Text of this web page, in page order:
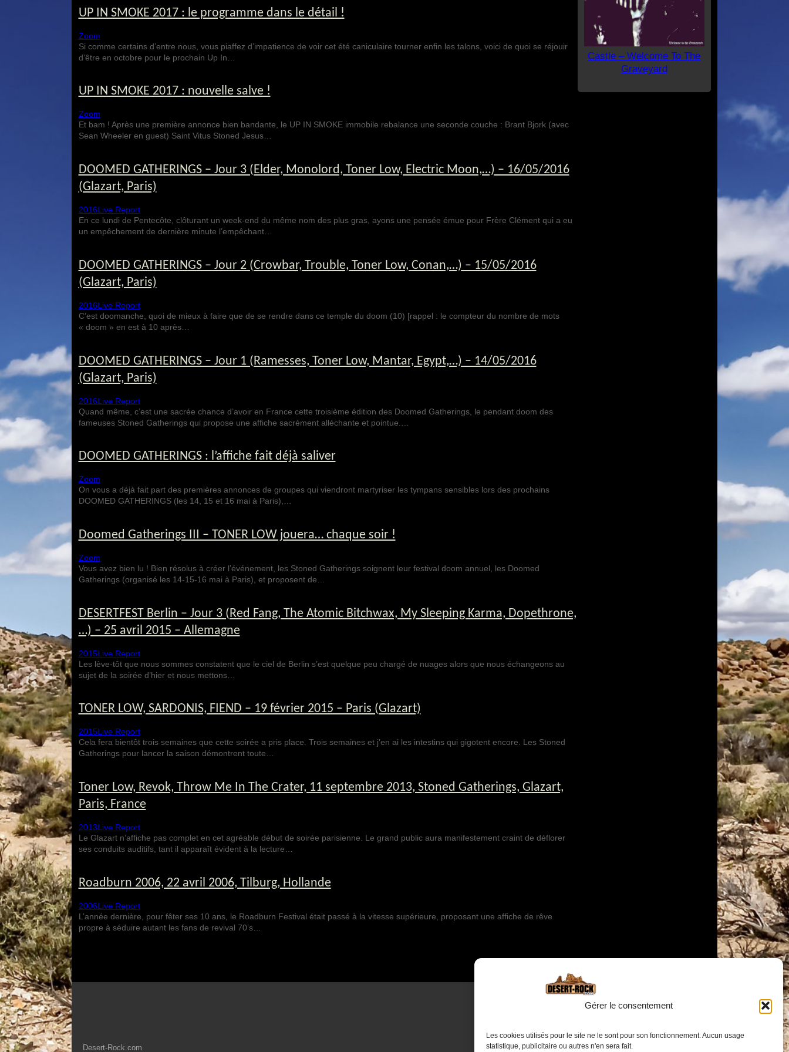
Gérer le consentement
Les cookies utilisés pour le site ne le sont pour son fonctionnement. Aucun usage
statistique, publicitaire ou autres n'en sera fait.
UP IN SMOKE 2017 : le programme dans le détail !
Zoom
Si comme certains d’entre nous, vous piaffez d’impatience de voir cet été caniculaire tourner enfin les talons, voici de quoi se réjouir
d’être en octobre pour le prochain Up In…
UP IN SMOKE 2017 : nouvelle salve !
Zoom
Et bam ! Après une première annonce bien bandante, le UP IN SMOKE immobile rebalance une seconde couche : Brant Bjork (avec
Sean Wheeler en guest) Saint Vitus Stoned Jesus…
DOOMED GATHERINGS – Jour 3 (Elder, Monolord, Toner Low, Electric Moon,…) – 16/05/2016
(Glazart, Paris)
2016Live Report
En ce lundi de Pentecôte, clôturant un week-end du même nom des plus gras, ayons une pensée émue pour Frère Clément qui a eu
un empêchement de dernière minute l’empêchant…
DOOMED GATHERINGS – Jour 2 (Crowbar, Trouble, Toner Low, Conan,…) – 15/05/2016
(Glazart, Paris)
2016Live Report
C’est doomanche, quoi de mieux à faire que de se rendre dans ce temple du doom (10) [rappel : le compteur du nombre de mots
« doom » en est à 10 après…
DOOMED GATHERINGS – Jour 1 (Ramesses, Toner Low, Mantar, Egypt,…) – 14/05/2016
(Glazart, Paris)
2016Live Report
Quand même, c’est une sacrée chance d’avoir en France cette troisième édition des Doomed Gatherings, le pendant doom des
fameuses Stoned Gatherings qui propose une affiche sacrément alléchante et pointue.…
DOOMED GATHERINGS : l’affiche fait déjà saliver
Zoom
On vous a déjà fait part des premières annonces de groupes qui viendront martyriser les tympans sensibles lors des prochains
DOOMED GATHERINGS (les 14, 15 et 16 mai à Paris),…
Doomed Gatherings III – TONER LOW jouera… chaque soir !
Zoom
Vous avez bien lu ! Bien résolus à créer l’événement, les Stoned Gatherings soignent leur festival doom annuel, les Doomed
Gatherings (organisé les 14-15-16 mai à Paris), et proposent de…
DESERTFEST Berlin – Jour 3 (Red Fang, The Atomic Bitchwax, My Sleeping Karma, Dopethrone,
…) – 25 avril 2015 – Allemagne
2015Live Report
Les lève-tôt que nous sommes constatent que le ciel de Berlin s’est quelque peu chargé de nuages alors que nous échangeons au
sujet de la soirée d’hier et nous mettons…
TONER LOW, SARDONIS, FIEND – 19 février 2015 – Paris (Glazart)
2015Live Report
Cela fera bientôt trois semaines que cette soirée a pris place. Trois semaines et j’en ai les intestins qui gigotent encore. Les Stoned
Gatherings pour lancer la saison démontrent toute…
Toner Low, Revok, Throw Me In The Crater, 11 septembre 2013, Stoned Gatherings, Glazart,
Paris, France
2013Live Report
Le Glazart n’affiche pas complet en cet agréable début de soirée parisienne. Le grand public aura manifestement craint de déflorer
ses conduits auditifs, tant il apparaît évident à la lecture…
Roadburn 2006, 22 avril 2006, Tilburg, Hollande
2006Live Report
L’année dernière, pour fêter ses 10 ans, le Roadburn Festival était passé à la vitesse supérieure, proposant une affiche de rêve
propre à séduire autant les fans de revival 70’s…
Castle – Welcome To The
Graveyard
Desert-Rock.com